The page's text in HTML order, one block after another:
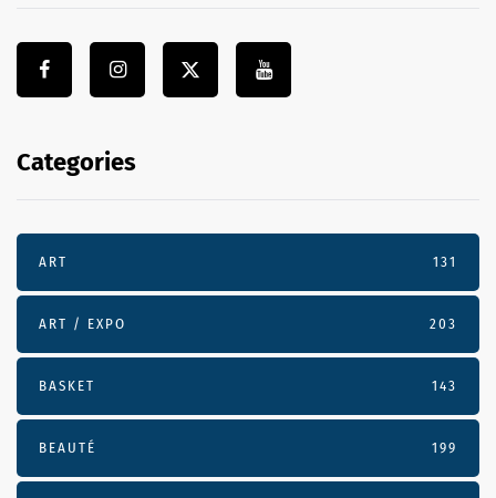
Categories
ART 131
ART / EXPO 203
BASKET 143
BEAUTÉ 199